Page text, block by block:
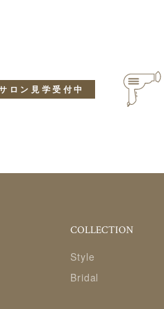
ロン見学受付中
COLLECTION
Style
Bridal